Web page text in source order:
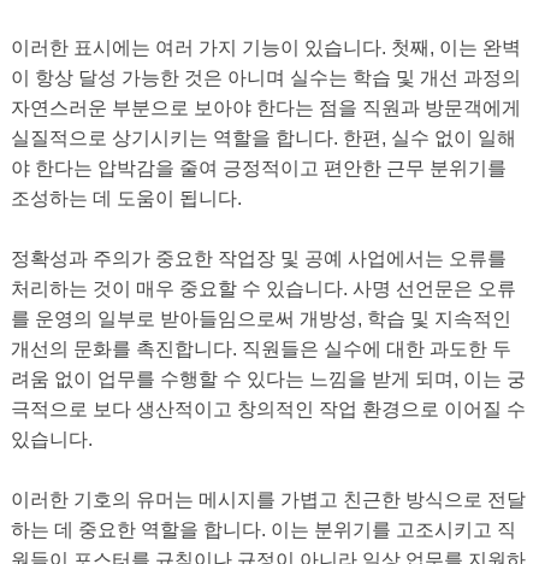
이러한 표시에는 여러 가지 기능이 있습니다. 첫째, 이는 완벽
이 항상 달성 가능한 것은 아니며 실수는 학습 및 개선 과정의
자연스러운 부분으로 보아야 한다는 점을 직원과 방문객에게
실질적으로 상기시키는 역할을 합니다. 한편, 실수 없이 일해
야 한다는 압박감을 줄여 긍정적이고 편안한 근무 분위기를
조성하는 데 도움이 됩니다.
정확성과 주의가 중요한 작업장 및 공예 사업에서는 오류를
처리하는 것이 매우 중요할 수 있습니다. 사명 선언문은 오류
를 운영의 일부로 받아들임으로써 개방성, 학습 및 지속적인
개선의 문화를 촉진합니다. 직원들은 실수에 대한 과도한 두
려움 없이 업무를 수행할 수 있다는 느낌을 받게 되며, 이는 궁
극적으로 보다 생산적이고 창의적인 작업 환경으로 이어질 수
있습니다.
이러한 기호의 유머는 메시지를 가볍고 친근한 방식으로 전달
하는 데 중요한 역할을 합니다. 이는 분위기를 고조시키고 직
원들이 포스터를 규칙이나 규정이 아니라 일상 업무를 지원하